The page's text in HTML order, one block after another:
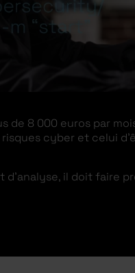
de 8 000 euros par
cyber et celui
il doit faire